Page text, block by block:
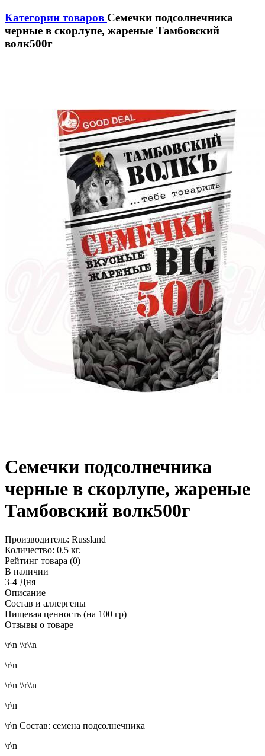
Категории товаров Семечки подсолнечника
черные в скорлупе, жареные Тамбовский
волк500г
Семечки подсолнечника
черные в скорлупе, жареные
Тамбовский волк500г
Производитель: Russland
Количество: 0.5 кг.
Рейтинг товара (0)
В наличии
3-4 Дня
Описание
Состав и аллергены
Пищевая ценность (на 100 гр)
Отзывы о товаре
\r\n \\r\\n
\r\n
\r\n \\r\\n
\r\n
\r\n Состав: семена подсолнечника
\r\n